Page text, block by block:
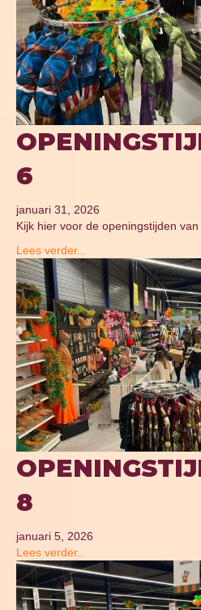
6
januari 31, 2026
Kijk hier voor de openingstijden
Lees verder...
8
januari 5, 2026
Lees verder...